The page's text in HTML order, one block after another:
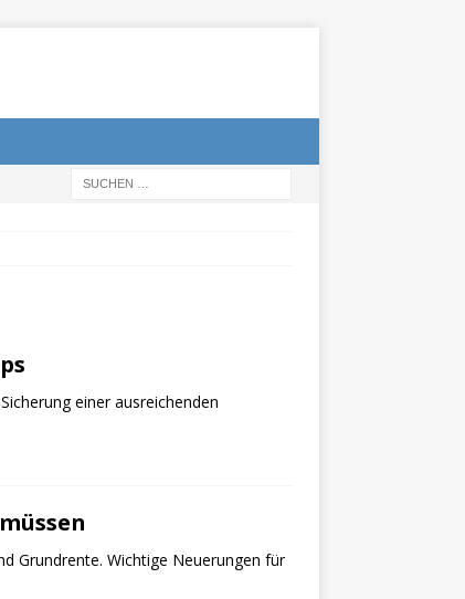
einer ausreichenden
Grundrente. Wichtige Neuerungen für